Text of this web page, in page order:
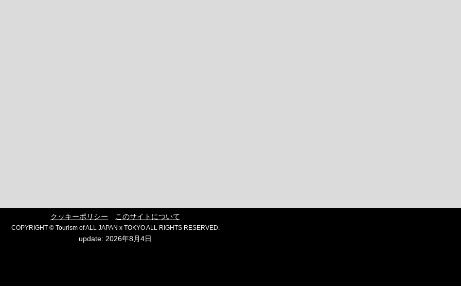
クッキーポリシー このサイトについて
COPYRIGHT © Tourism of ALL JAPAN x TOKYO ALL RIGHTS RESERVED.
update: 2026年8月4日